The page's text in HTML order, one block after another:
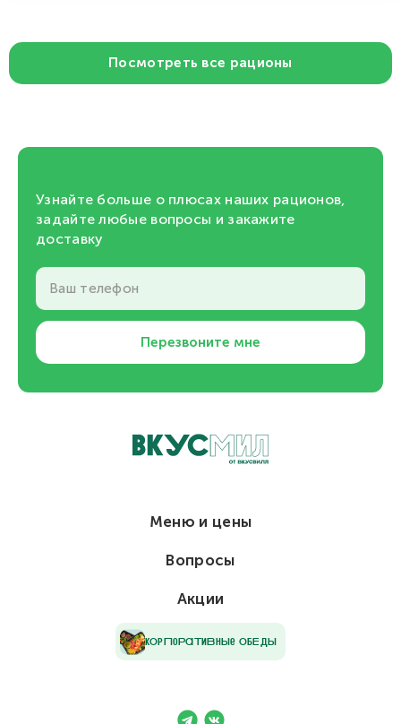
Посмотреть все рационы
Узнайте больше о плюсах наших рационов,
задайте любые вопросы и закажите
доставку
Ваш телефон
Перезвоните мне
Меню и цены
Вопросы
Акции
кОрПоРаТиВнЫе ОбЕдЫ